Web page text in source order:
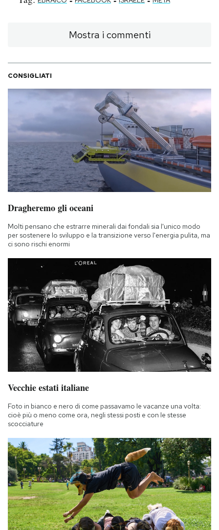
Mostra i commenti
CONSIGLIATI
Dragheremo gli oceani
Molti pensano che estrarre minerali dai fondali sia l'unico modo
per sostenere lo sviluppo e la transizione verso l'energia pulita, ma
ci sono rischi enormi
Vecchie estati italiane
Foto in bianco e nero di come passavamo le vacanze una volta:
cioè più o meno come ora, negli stessi posti e con le stesse
scocciature